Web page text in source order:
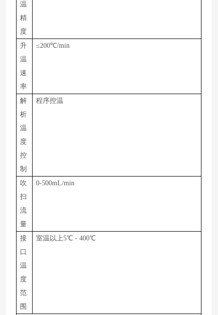
温
精
度
升
温
速
率
≤200℃/min
解
析
温
度
控
制
程序控温
吹
扫
流
量
0-500mL/min
接
口
温
度
范
围
室温以上5℃ - 400℃